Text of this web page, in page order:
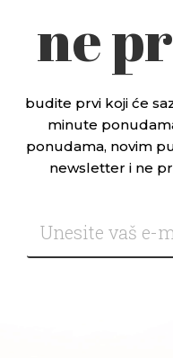
ne
budite prvi koji će
minute
ponudama, novim
newsletter i ne